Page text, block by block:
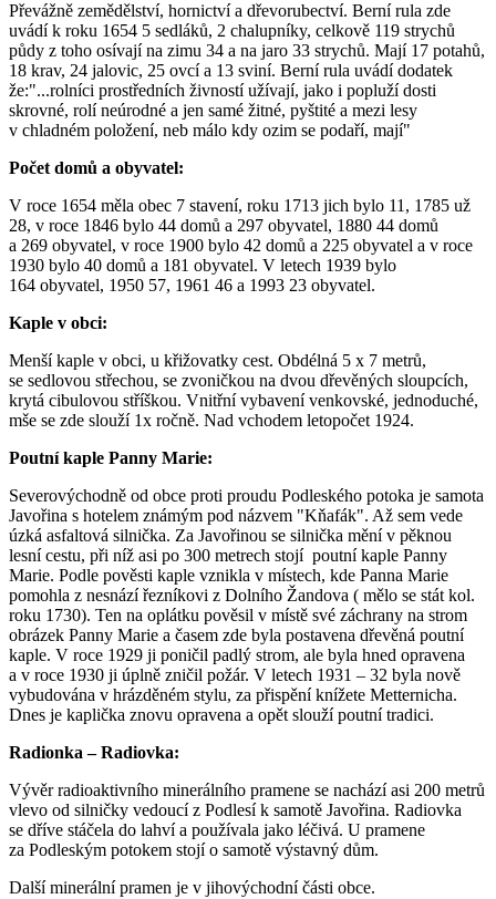
Převážně zemědělství, hornictví a dřevorubectví. Berní rula zde
uvádí k roku 1654 5 sedláků, 2 chalupníky, celkově 119 strychů
půdy z toho osívají na zimu 34 a na jaro 33 strychů. Mají 17 potahů,
18 krav, 24 jalovic, 25 ovcí a 13 sviní. Berní rula uvádí dodatek
že:"...rolníci prostředních živností užívají, jako i popluží dosti
skrovné, rolí neúrodné a jen samé žitné, pyštité a mezi lesy
v chladném položení, neb málo kdy ozim se podaří, mají"
Počet domů a obyvatel:
V roce 1654 měla obec 7 stavení, roku 1713 jich bylo 11, 1785 už
28, v roce 1846 bylo 44 domů a 297 obyvatel, 1880 44 domů
a 269 obyvatel, v roce 1900 bylo 42 domů a 225 obyvatel a v roce
1930 bylo 40 domů a 181 obyvatel. V letech 1939 bylo
164 obyvatel, 1950 57, 1961 46 a 1993 23 obyvatel.
Kaple v obci:
Menší kaple v obci, u křižovatky cest. Obdélná 5 x 7 metrů,
se sedlovou střechou, se zvoničkou na dvou dřevěných sloupcích,
krytá cibulovou stříškou. Vnitřní vybavení venkovské, jednoduché,
mše se zde slouží 1x ročně. Nad vchodem letopočet 1924.
Poutní kaple Panny Marie:
Severovýchodně od obce proti proudu Podleského potoka je samota
Javořina s hotelem známým pod názvem "Kňafák". Až sem vede
úzká asfaltová silnička. Za Javořinou se silnička mění v pěknou
lesní cestu, při níž asi po 300 metrech stojí poutní kaple Panny
Marie. Podle pověsti kaple vznikla v místech, kde Panna Marie
pomohla z nesnází řezníkovi z Dolního Žandova ( mělo se stát kol.
roku 1730). Ten na oplátku pověsil v místě své záchrany na strom
obrázek Panny Marie a časem zde byla postavena dřevěná poutní
kaple. V roce 1929 ji poničil padlý strom, ale byla hned opravena
a v roce 1930 ji úplně zničil požár. V letech 1931 – 32 byla nově
vybudována v hrázděném stylu, za přispění knížete Metternicha.
Dnes je kaplička znovu opravena a opět slouží poutní tradici.
Radionka – Radiovka:
Vývěr radioaktivního minerálního pramene se nachází asi 200 metrů
vlevo od silničky vedoucí z Podlesí k samotě Javořina. Radiovka
se dříve stáčela do lahví a používala jako léčivá. U pramene
za Podleským potokem stojí o samotě výstavný dům.
Další minerální pramen je v jihovýchodní části obce.